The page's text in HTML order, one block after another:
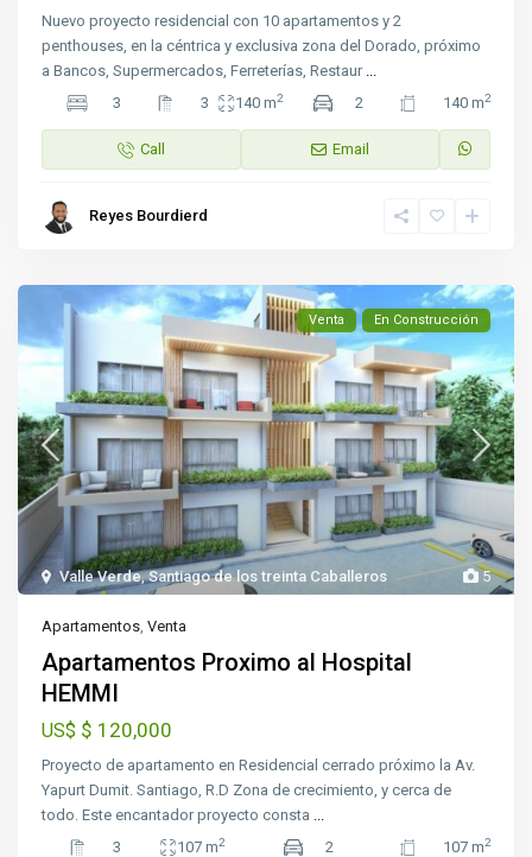
Nuevo proyecto residencial con 10 apartamentos y 2
penthouses, en la céntrica y exclusiva zona del Dorado, próximo
a Bancos, Supermercados, Ferreterías, Restaur ...
3
3 140 m2 2 140 m2
Call Email
Reyes Bourdierd
5
Valle Verde,Santiago de los treinta Caballeros
Venta En Construcción
Apartamentos,Venta
Apartamentos Proximo al Hospital
HEMMI
US$ $ 120,000
Proyecto de apartamento en Residencial cerrado próximo la Av.
Yapurt Dumit. Santiago, R.D Zona de crecimiento, y cerca de
todo. Este encantador proyecto consta ...
3
107 m2 2 107 m2